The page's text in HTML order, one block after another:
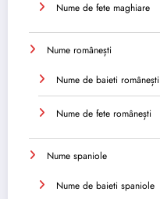
Nume de fete maghiare
Nume românești
Nume de baieti românești
Nume de fete românești
Nume spaniole
Nume de baieti spaniole